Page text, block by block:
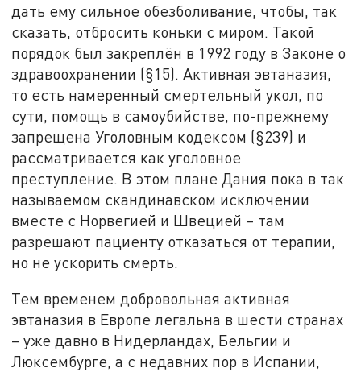
дать ему сильное обезболивание, чтобы, так
сказать, отбросить коньки с миром. Такой
порядок был закреплён в 1992 году в Законе о
здравоохранении (§15). Активная эвтаназия,
то есть намеренный смертельный укол, по
сути, помощь в самоубийстве, по-прежнему
запрещена Уголовным кодексом (§239) и
рассматривается как уголовное
преступление. В этом плане Дания пока в так
называемом скандинавском исключении
вместе с Норвегией и Швецией – там
разрешают пациенту отказаться от терапии,
но не ускорить смерть.
Тем временем добровольная активная
эвтаназия в Европе легальна в шести странах
– уже давно в Нидерландах, Бельгии и
Люксембурге, а с недавних пор в Испании,